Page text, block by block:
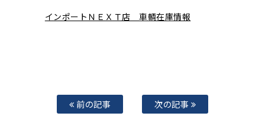
インポートＮＥＸＴ店 車輌在庫情報
前の記事 次の記事